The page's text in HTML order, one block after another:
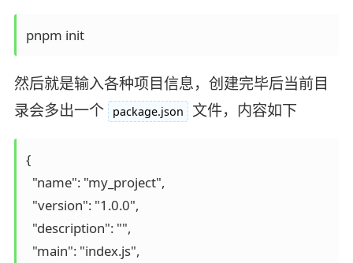
pnpm init
然后就是输入各种项目信息，创建完毕后当前目
录会多出一个
package.json 文件，内容如下
{
  "name": "my_project",
  "version": "1.0.0",
  "description": "",
  "main": "index.js",